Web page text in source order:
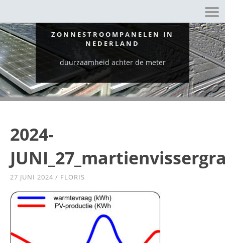
ZONNESTROOMPANELEN IN
NEDERLAND
duurzaamheid achter de meter
2024-
27 JUNI 2024 / FLORIS